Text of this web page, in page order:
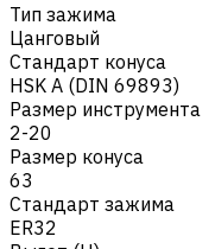
Тип зажима
Цанговый
Стандарт конуса
HSK A (DIN 69893)
Размер инструмента
2-20
Размер конуса
63
Стандарт зажима
ER32